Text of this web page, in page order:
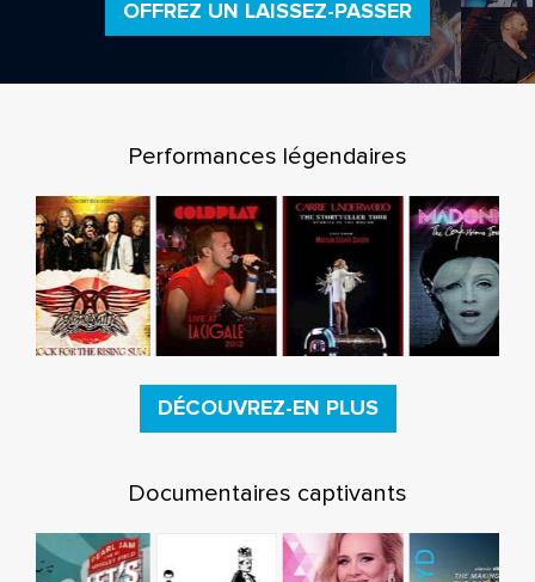
OFFREZ UN LAISSEZ-PASSER
Performances légendaires
DÉCOUVREZ-EN PLUS
Documentaires captivants